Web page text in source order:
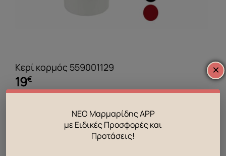
Κερί κορμός 559001129
19€
×
ΝΕΟ Μαρμαρίδης APP
με Ειδικές Προσφορές και
Προτάσεις!